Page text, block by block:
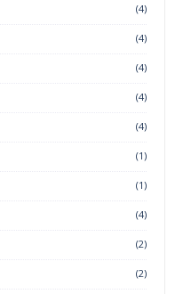
(4)
(4)
(4)
(4)
(4)
(1)
(1)
(4)
(2)
(2)